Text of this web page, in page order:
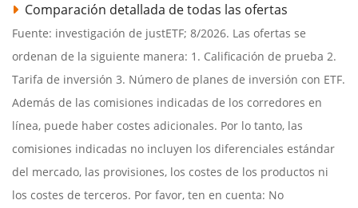
Comparación detallada de todas las ofertas
Fuente: investigación de justETF; 8/2026. Las ofertas se
ordenan de la siguiente manera: 1. Calificación de prueba 2.
Tarifa de inversión 3. Número de planes de inversión con ETF.
Además de las comisiones indicadas de los corredores en
línea, puede haber costes adicionales. Por lo tanto, las
comisiones indicadas no incluyen los diferenciales estándar
del mercado, las provisiones, los costes de los productos ni
los costes de terceros. Por favor, ten en cuenta: No